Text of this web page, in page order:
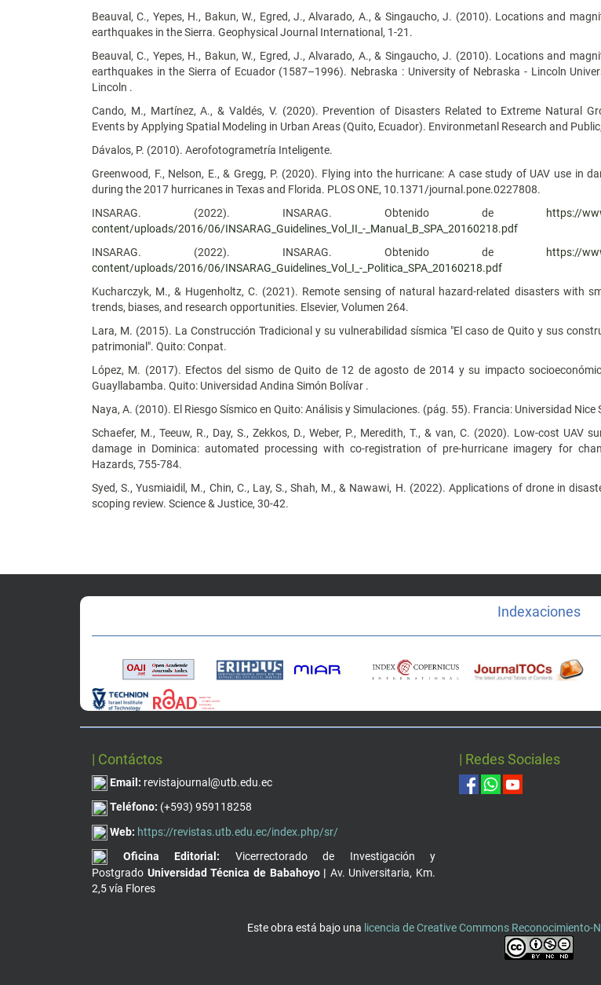
Beauval, C., Yepes, H., Bakun, W., Egred, J., Alvarado, A., & Singaucho, J. (2010). Locations and
earthquakes in the Sierra. Geophysical Journal International, 1-21.
Beauval, C., Yepes, H., Bakun, W., Egred, J., Alvarado, A., & Singaucho, J. (2010). Locations and
earthquakes in the Sierra of Ecuador (1587–1996). Nebraska : University of Nebraska - Lincoln
Lincoln .
Cando, M., Martínez, A., & Valdés, V. (2020). Prevention of Disasters Related to Extreme Natural
Events by Applying Spatial Modeling in Urban Areas (Quito, Ecuador). Environmetanl Research and
Dávalos, P. (2010). Aerofotogrametría Inteligente.
Greenwood, F., Nelson, E., & Gregg, P. (2020). Flying into the hurricane: A case study of UAV use in
during the 2017 hurricanes in Texas and Florida. PLOS ONE, 10.1371/journal.pone.0227808.
INSARAG. (2022). INSARAG. Obtenido de
https://
content/uploads/2016/06/INSARAG_Guidelines_Vol_II_-_Manual_B_SPA_20160218.pdf
INSARAG. (2022). INSARAG. Obtenido de
https://
content/uploads/2016/06/INSARAG_Guidelines_Vol_I_-_Politica_SPA_20160218.pdf
Kucharczyk, M., & Hugenholtz, C. (2021). Remote sensing of natural hazard-related disasters with
trends, biases, and research opportunities. Elsevier, Volumen 264.
Lara, M. (2015). La Construcción Tradicional y su vulnerabilidad sísmica "El caso de Quito y sus
patrimonial". Quito: Conpat.
López, M. (2017). Efectos del sismo de Quito de 12 de agosto de 2014 y su impacto
Guayllabamba. Quito: Universidad Andina Simón Bolívar .
Naya, A. (2010). El Riesgo Sísmico en Quito: Análisis y Simulaciones. (pág. 55). Francia: Universidad Nice
Schaefer, M., Teeuw, R., Day, S., Zekkos, D., Weber, P., Meredith, T., & van, C. (2020). Low-cost UAV
damage in Dominica: automated processing with co-registration of pre-hurricane imagery for
Hazards, 755-784.
Syed, S., Yusmiaidil, M., Chin, C., Lay, S., Shah, M., & Nawawi, H. (2022). Applications of drone in
scoping review. Science & Justice, 30-42.
Indexaciones
| Contáctos
Email: revistajournal@utb.edu.ec
Teléfono: (+593) 959118258
Web: https://revistas.utb.edu.ec/index.php/sr/
Oficina Editorial: Vicerrectorado de Investigación y
Postgrado Universidad Técnica de Babahoyo | Av. Universitaria, Km.
2,5 vía Flores
| Redes Sociales
Este obra está bajo una licencia de Creative Commons